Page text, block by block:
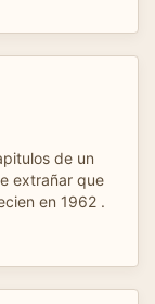
de un
extrañar que
en 1962 .